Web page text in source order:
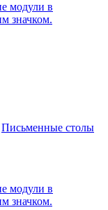
модули в
значком.
Письменные столы
модули в
значком.